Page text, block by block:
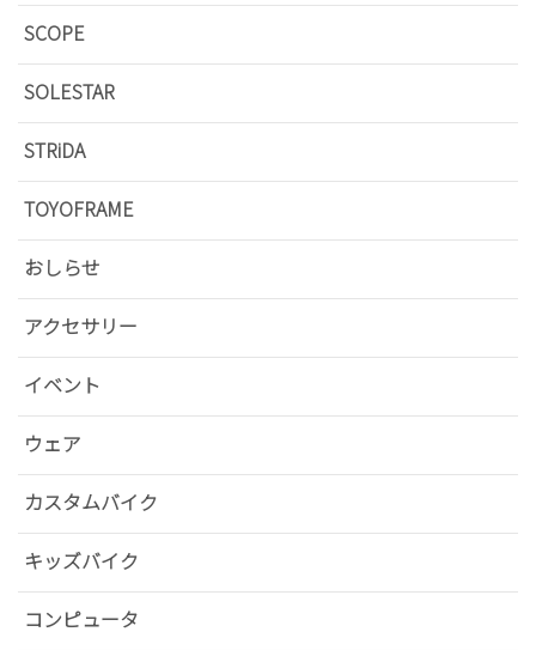
SCOPE
SOLESTAR
STRiDA
TOYOFRAME
おしらせ
アクセサリー
イベント
ウェア
カスタムバイク
キッズバイク
コンピュータ